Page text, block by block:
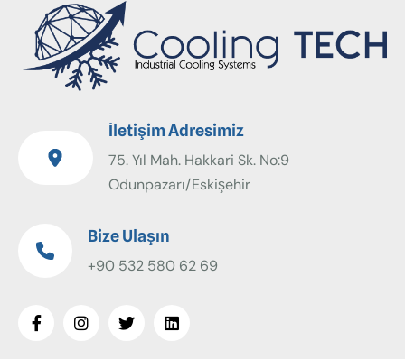
İletişim Adresimiz
75. Yıl Mah. Hakkari Sk. No:9
Odunpazarı/Eskişehir
Bize Ulaşın
+90 532 580 62 69